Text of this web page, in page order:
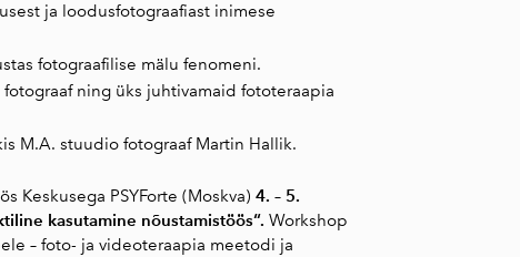
ja loodusfotograafiast inimese
fotograafilise mälu fenomeni.
ning üks juhtivamaid fototeraapia
M.A. stuudio fotograaf Martin Hallik.
Keskusega PSYForte (Moskva) 4. – 5.
kasutamine nõustamistöös“. Workshop
– foto- ja videoteraapia meetodi ja